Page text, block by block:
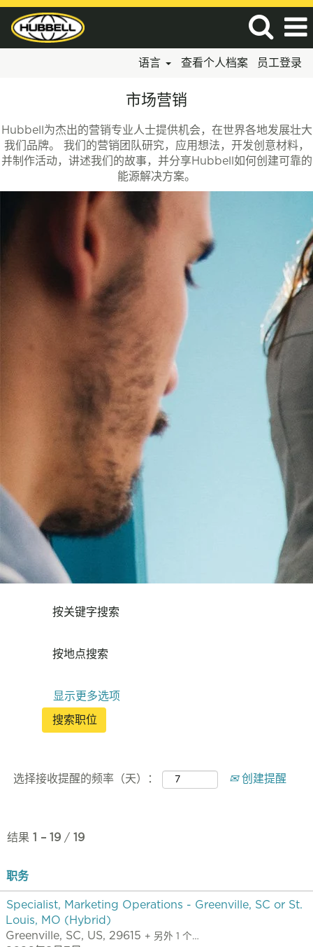
语言 查看个人档案 员工登录
销
市场营销
Hubbell为杰出的营销专业人士提供机会，在世界各地发展壮大
我们品牌。 我们的营销团队研究，应用想法，开发创意材料，
并制作活动，讲述我们的故事，并分享Hubbell如何创建可靠的
能源解决方案。
按关键字搜索
按地点搜索
显示更多选项
选择接收提醒的频率（天）： 创建提醒
结果 1 – 19 / 19
职务
Specialist, Marketing Operations - Greenville, SC or St.
Louis, MO (Hybrid)
Greenville, SC, US, 29615 + 另外 1 个…